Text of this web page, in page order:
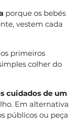
porque os bebés
vestem cada
primeiros
colher do
cuidados de um
Em alternativa
públicos ou peça